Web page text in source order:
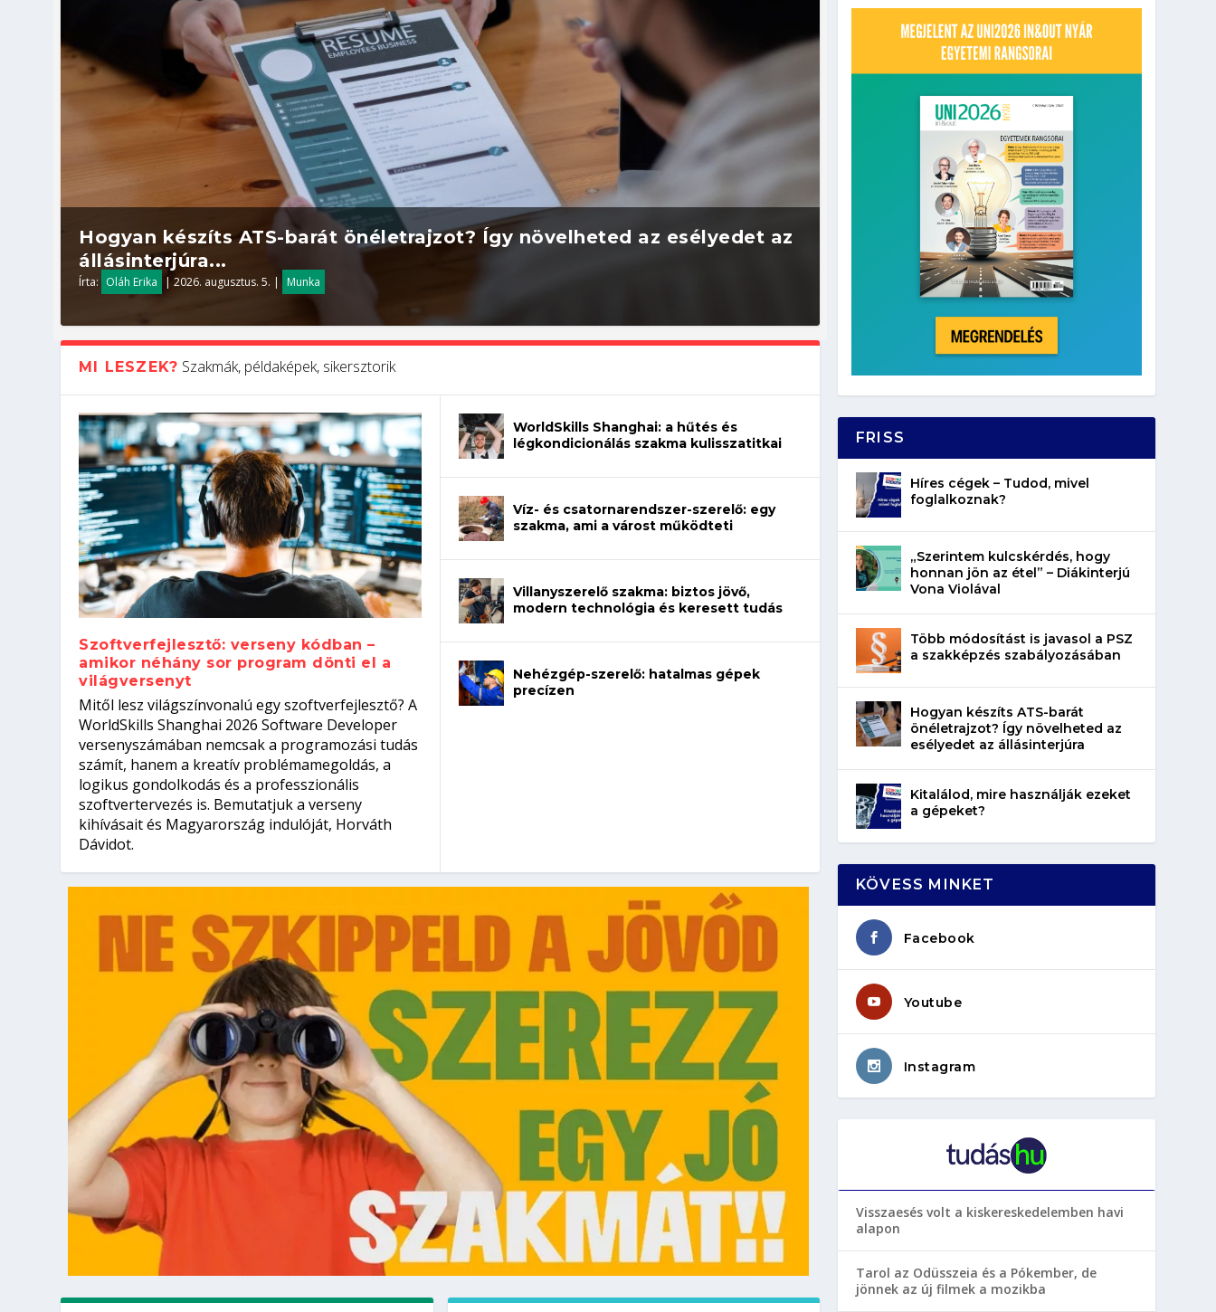
Hogyan készíts ATS-barát önéletrajzot? Így növelheted az esélyedet az
állásinterjúra...
Írta: Oláh Erika |2026. augusztus. 5. | Munka
Kitalálod, mire használják ezeket a gépeket?
Írta: Tóth Mónika |2026. augusztus. 4.| Kvíz
Nem sikerült az egyetemi felvételi? Tanulj szakmát!
Írta: Oláh Erika |2026. augusztus. 4.| Iskolák
Szoftverfejlesztő: verseny kódban – amikor néhány sor program dönti
el a világversenyt...
Írta: Szakmát Szerzek |2026. augusztus. 3.| Mi leszek?
Digitális detox – hogyan kapcsolódj ki telefon nélkül?
Írta: Oláh Erika |2026. augusztus. 3.| Egészség
MI LESZEK? Szakmák, példaképek, sikersztorik
Szoftverfejlesztő: verseny kódban –
amikor néhány sor program dönti el a
világversenyt
Mitől lesz világszínvonalú egy szoftverfejlesztő? A
WorldSkills Shanghai 2026 Software Developer
versenyszámában nemcsak a programozási tudás
számít, hanem a kreatív problémamegoldás, a
logikus gondolkodás és a professzionális
szoftvertervezés is. Bemutatjuk a verseny
kihívásait és Magyarország indulóját, Horváth
Dávidot.
WorldSkills Shanghai: a hűtés és
légkondicionálás szakma kulisszatitkai
Víz- és csatornarendszer-szerelő: egy
szakma, ami a várost működteti
Villanyszerelő szakma: biztos jövő,
modern technológia és keresett tudás
Nehézgép-szerelő: hatalmas gépek
precízen
FRISS
Híres cégek – Tudod, mivel
foglalkoznak?
„Szerintem kulcskérdés, hogy
honnan jön az étel” – Diákinterjú
Vona Violával
Több módosítást is javasol a PSZ
a szakképzés szabályozásában
Hogyan készíts ATS-barát
önéletrajzot? Így növelheted az
esélyedet az állásinterjúra
Kitalálod, mire használják ezeket
a gépeket?
KÖVESS MINKET
Facebook
Youtube
Instagram
Visszaesés volt a kiskereskedelemben havi
alapon
Tarol az Odüsszeia és a Pókember, de
jönnek az új filmek a mozikba